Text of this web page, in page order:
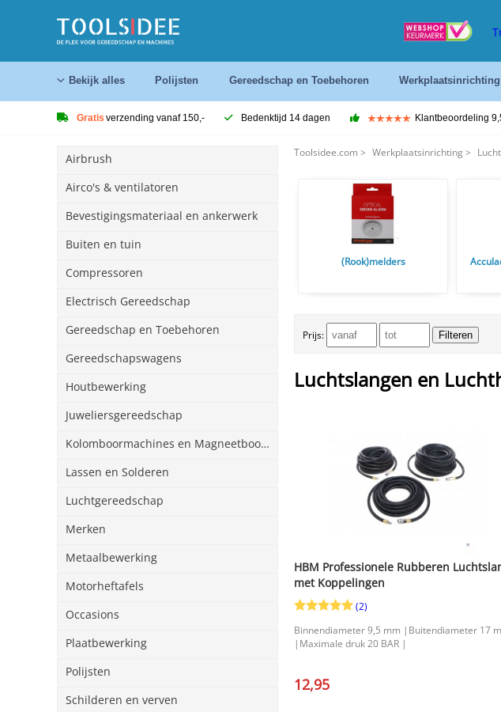
Bekijk alles Polijsten Gereedschap en Toebehoren Werkplaatsinrichting
Gratis verzending vanaf 150,- Bedenktijd 14 dagen Klantbeoordeling
Airbrush
Airco's & ventilatoren
Bevestigingsmateriaal en ankerwerk
Buiten en tuin
Compressoren
Electrisch Gereedschap
Gereedschap en Toebehoren
Gereedschapswagens
Houtbewerking
Juweliersgereedschap
Kolomboormachines en Magneetboormachines
Lassen en Solderen
Luchtgereedschap
Merken
Metaalbewerking
Motorheftafels
Occasions
Plaatbewerking
Polijsten
Schilderen en verven
Toolsidee.com > Werkplaatsinrichting >
(Rook)melders
Prijs:
Luchtslangen en
HBM Professionele Rubberen
met Koppelingen
(2)
Binnendiameter 9,5 mm |Buitendiameter 17
|Maximale druk 20 BAR |
12,95